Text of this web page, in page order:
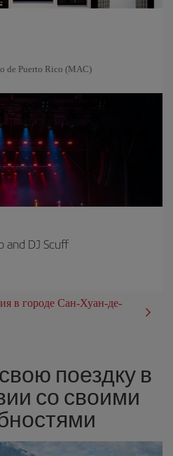
de Puerto Rico (MAC)
and DJ Scuff
в городе Сан-Хуан-де-
поездку в
со своими